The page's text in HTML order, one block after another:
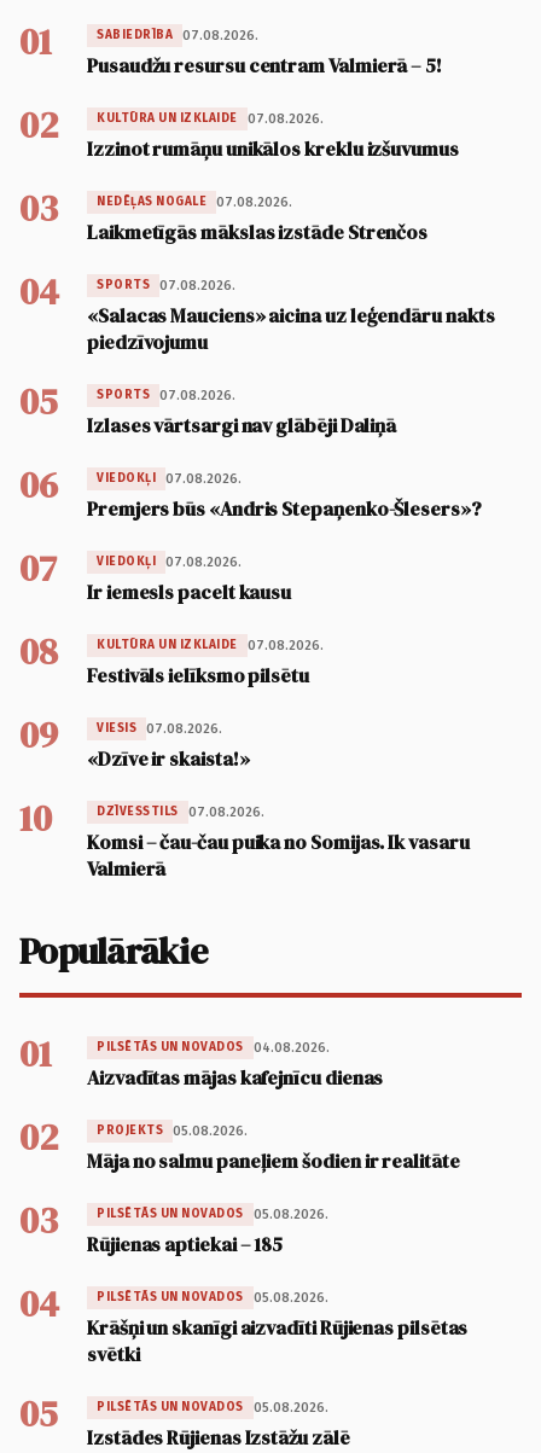
01 SABIEDRĪBA 07.08.2026.
Pusaudžu resursu centram Valmierā – 5!
02 KULTŪRA UN IZKLAIDE 07.08.2026.
Izzinot rumāņu unikālos kreklu izšuvumus
03 NEDĒĻAS NOGALE 07.08.2026.
Laikmetīgās mākslas izstāde Strenčos
04 SPORTS 07.08.2026.
«Salacas Mauciens» aicina uz leģendāru nakts
piedzīvojumu
05 SPORTS 07.08.2026.
Izlases vārtsargi nav glābēji Daliņā
06 VIEDOKĻI 07.08.2026.
Premjers būs «Andris Stepaņenko-Šlesers»?
07 VIEDOKĻI 07.08.2026.
Ir iemesls pacelt kausu
08 KULTŪRA UN IZKLAIDE 07.08.2026.
Festivāls ielīksmo pilsētu
09 VIESIS 07.08.2026.
«Dzīve ir skaista!»
10 DZĪVESSTILS 07.08.2026.
Komsi – čau-čau puika no Somijas. Ik vasaru
Valmierā
Populārākie
01 PILSĒTĀS UN NOVADOS 04.08.2026.
Aizvadītas mājas kafejnīcu dienas
02 PROJEKTS 05.08.2026.
Māja no salmu paneļiem šodien ir realitāte
03 PILSĒTĀS UN NOVADOS 05.08.2026.
Rūjienas aptiekai – 185
04 PILSĒTĀS UN NOVADOS 05.08.2026.
Krāšņi un skanīgi aizvadīti Rūjienas pilsētas
svētki
05 PILSĒTĀS UN NOVADOS 05.08.2026.
Izstādes Rūjienas Izstāžu zālē